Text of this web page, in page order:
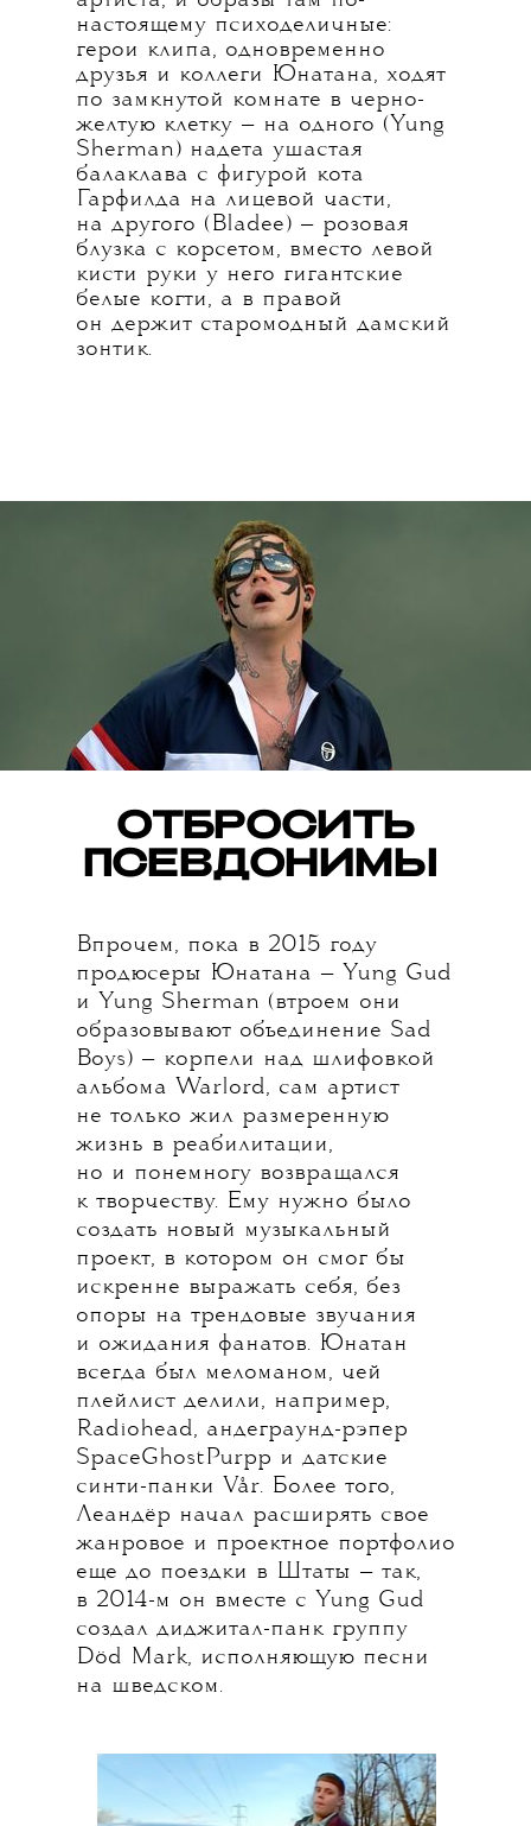
настоящему психоделичные:
герои клипа, одновременно
друзья и коллеги Юнатана, ходят
по замкнутой комнате в черно-
желтую клетку — на одного (Yung
Sherman) надета ушастая
балаклава с фигурой кота
Гарфилда на лицевой части,
на другого (Bladee) — розовая
блузка с корсетом, вместо левой
кисти руки у него гигантские
белые когти, а в правой
он держит старомодный дамский
зонтик.
ОТБРОСИТЬ
ПСЕВДОНИМЫ
Впрочем, пока в 2015 году
продюсеры Юнатана — Yung Gud
и Yung Sherman (втроем они
образовывают объединение Sad
Boys) — корпели над шлифовкой
альбома Warlord, сам артист
не только жил размеренную
жизнь в реабилитации,
но и понемногу возвращался
к творчеству. Ему нужно было
создать новый музыкальный
проект, в котором он смог бы
искренне выражать себя, без
опоры на трендовые звучания
и ожидания фанатов. Юнатан
всегда был меломаном, чей
плейлист делили, например,
Radiohead, андеграунд-рэпер
SpaceGhostPurpp и датские
синти-панки Vår. Более того,
Леандёр начал расширять свое
жанровое и проектное портфолио
еще до поездки в Штаты — так,
в 2014-м он вместе с Yung Gud
создал диджитал-панк группу
Död Mark, исполняющую песни
на шведском.